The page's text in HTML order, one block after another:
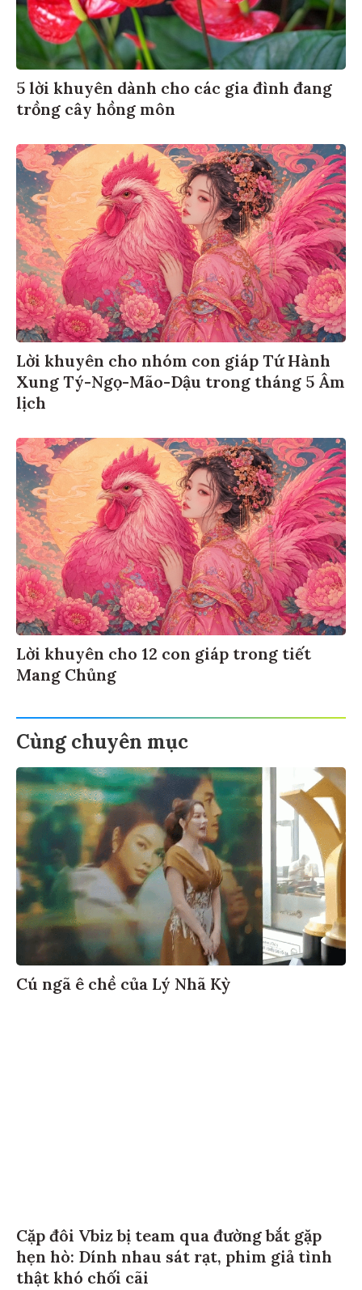
5 lời khuyên dành cho các gia đình đang
trồng cây hồng môn
Lời khuyên cho nhóm con giáp Tứ Hành
Xung Tý-Ngọ-Mão-Dậu trong tháng 5 Âm
lịch
Lời khuyên cho 12 con giáp trong tiết
Mang Chủng
Cùng chuyên mục
Cú ngã ê chề của Lý Nhã Kỳ
Cặp đôi Vbiz bị team qua đường bắt gặp
hẹn hò: Dính nhau sát rạt, phim giả tình
thật khó chối cãi